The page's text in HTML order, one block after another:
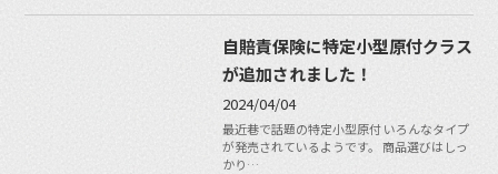
自賠責保険に特定小型原付クラス
が追加されました！
2024/04/04
最近巷で話題の特定小型原付 いろんなタイプ
が発売されているようです。 商品選びはしっ
かり…